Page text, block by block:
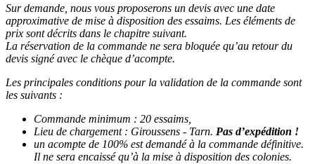
Sur demande, nous vous proposerons un devis avec une date
approximative de mise à disposition des essaims. Les éléments de
prix sont décrits dans le chapitre suivant.
La réservation de la commande ne sera bloquée qu’au retour du
devis signé avec le chèque d’acompte.
Les principales conditions pour la validation de la commande sont
les suivants :
Commande minimum : 20 essaims,
Lieu de chargement : Giroussens - Tarn. Pas d’expédition !
un acompte de 100% est demandé à la commande définitive.
Il ne sera encaissé qu’à la mise à disposition des colonies.